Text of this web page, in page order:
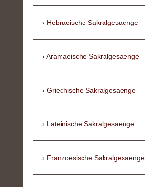
Hebraeische Sakralgesaenge
Aramaeische Sakralgesaenge
Griechische Sakralgesaenge
Lateinische Sakralgesaenge
Franzoesische Sakralgesaenge